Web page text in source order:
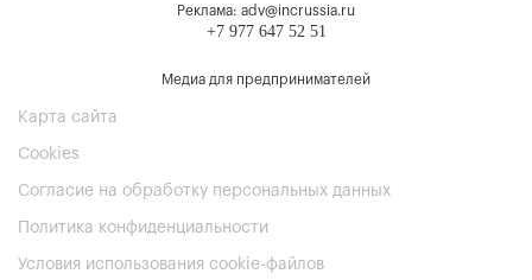
Реклама: adv@incrussia.ru
+7 977 647 52 51
Медиа для предпринимателей
Карта сайта
Cookies
Согласие на обработку персональных данных
Политика конфиденциальности
Условия использования cookie-файлов